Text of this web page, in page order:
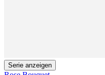
Serie anzeigen